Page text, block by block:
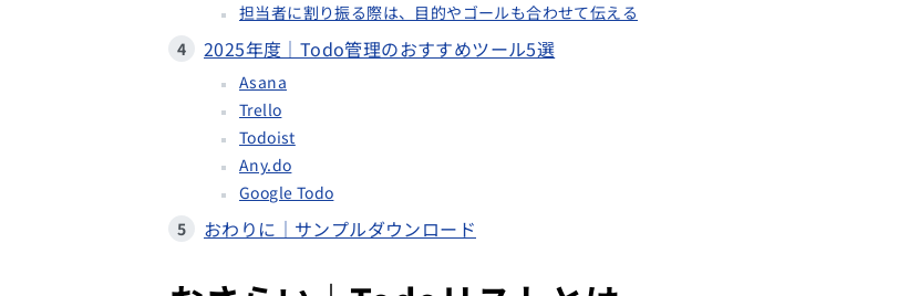
担当者に割り振る際は、目的やゴールも合わせて伝える
2025年度｜Todo管理のおすすめツール5選
Asana
Trello
Todoist
Any.do
Google Todo
おわりに｜サンプルダウンロード